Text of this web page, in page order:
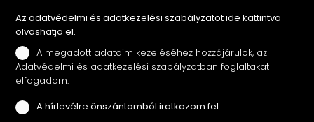
Az adatvédelmi és adatkezelési szabályzatot ide kattintva
olvashatja el.
A megadott adataim kezeléséhez hozzájárulok, az
Adatvédelmi és adatkezelési szabályzatban foglaltakat
elfogadom.
A hírlevélre önszántamból iratkozom fel.